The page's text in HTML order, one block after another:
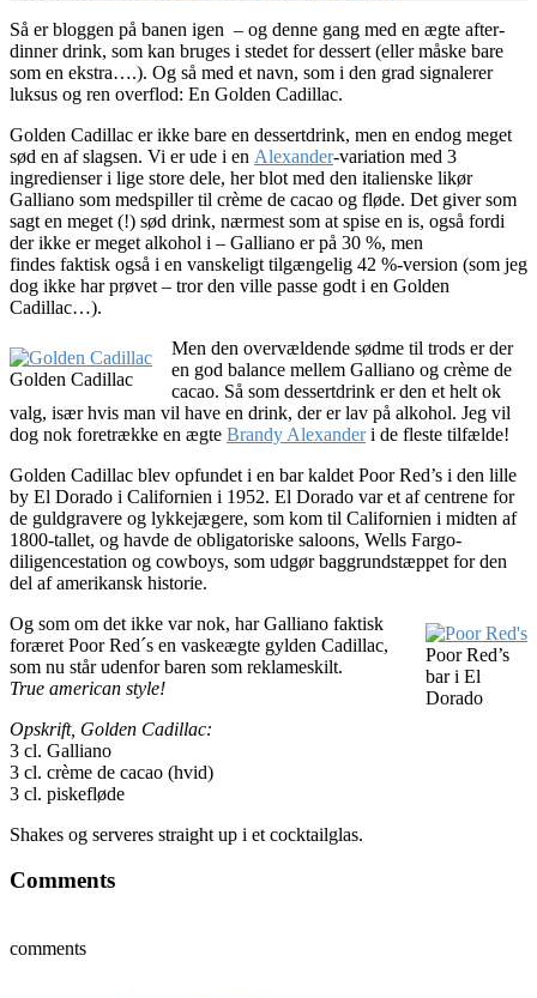
Så er bloggen på banen igen – og denne gang med en ægte after-
dinner drink, som kan bruges i stedet for dessert (eller måske bare
som en ekstra….). Og så med et navn, som i den grad signalerer
luksus og ren overflod: En Golden Cadillac.
Golden Cadillac er ikke bare en dessertdrink, men en endog meget
sød en af slagsen. Vi er ude i en Alexander-variation med 3
ingredienser i lige store dele, her blot med den italienske likør
Galliano som medspiller til crème de cacao og fløde. Det giver som
sagt en meget (!) sød drink, nærmest som at spise en is, også fordi
der ikke er meget alkohol i – Galliano er på 30 %, men
findes faktisk også i en vanskeligt tilgængelig 42 %-version (som jeg
dog ikke har prøvet – tror den ville passe godt i en Golden
Cadillac…).
Golden Cadillac
Men den overvældende sødme til trods er der
en god balance mellem Galliano og crème de
cacao. Så som dessertdrink er den et helt ok
valg, især hvis man vil have en drink, der er lav på alkohol. Jeg vil
dog nok foretrække en ægte Brandy Alexanderi de fleste tilfælde!
Golden Cadillac blev opfundet i en bar kaldet Poor Red’s i den lille
by El Dorado i Californien i 1952. El Dorado var et af centrene for
de guldgravere og lykkejægere, som kom til Californien i midten af
1800-tallet, og havde de obligatoriske saloons, Wells Fargo-
diligencestation og cowboys, som udgør baggrundstæppet for den
del af amerikansk historie.
Poor Red’s
bar i El
Dorado
Og som om det ikke var nok, har Galliano faktisk
foræret Poor Red´s en vaskeægte gylden Cadillac,
som nu står udenfor baren som reklameskilt.
True american style!
Opskrift, Golden Cadillac:
3 cl. Galliano
3 cl. crème de cacao (hvid)
3 cl. piskefløde
Shakes og serveres straight up i et cocktailglas.
Comments
comments